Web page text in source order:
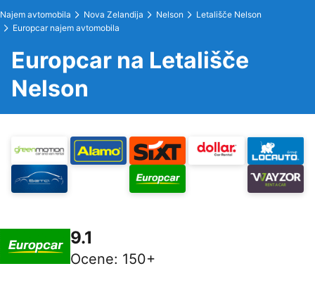
Najem avtomobila Nova Zelandija Nelson
Letališče Nelson
Europcar najem avtomobila
Europcar na Letališče
Nelson
9.1
Ocene: 150+